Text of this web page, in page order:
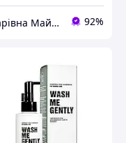
Чарівна Майстерня 92%